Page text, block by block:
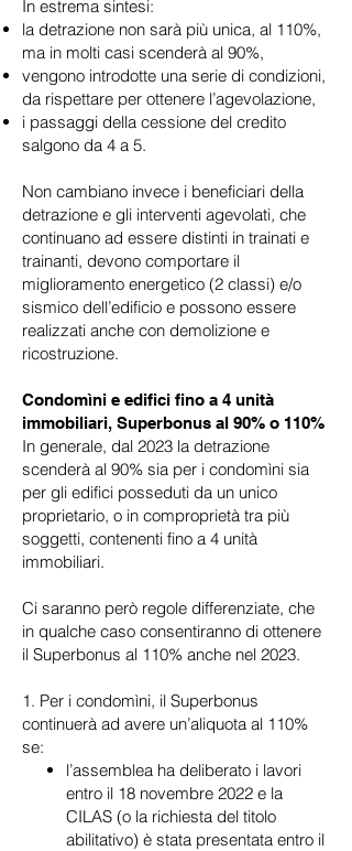
In estrema sintesi:
la detrazione non sarà più unica, al 110%,
ma in molti casi scenderà al 90%,
vengono introdotte una serie di condizioni,
da rispettare per ottenere l’agevolazione,
i passaggi della cessione del credito
salgono da 4 a 5.
Non cambiano invece i beneficiari della
detrazione e gli interventi agevolati, che
continuano ad essere distinti in trainati e
trainanti, devono comportare il
miglioramento energetico (2 classi) e/o
sismico dell’edificio e possono essere
realizzati anche con demolizione e
ricostruzione.
Condomìni e edifici fino a 4 unità
immobiliari, Superbonus al 90% o 110%
In generale, dal 2023 la detrazione
scenderà al 90% sia per i condomìni sia
per gli edifici posseduti da un unico
proprietario, o in comproprietà tra più
soggetti, contenenti fino a 4 unità
immobiliari.
Ci saranno però regole differenziate, che
in qualche caso consentiranno di ottenere
il Superbonus al 110% anche nel 2023.
1. Per i condomìni, il Superbonus
continuerà ad avere un’aliquota al 110%
se:
l’assemblea ha deliberato i lavori
entro il 18 novembre 2022 e la
CILAS (o la richiesta del titolo
abilitativo) è stata presentata entro il